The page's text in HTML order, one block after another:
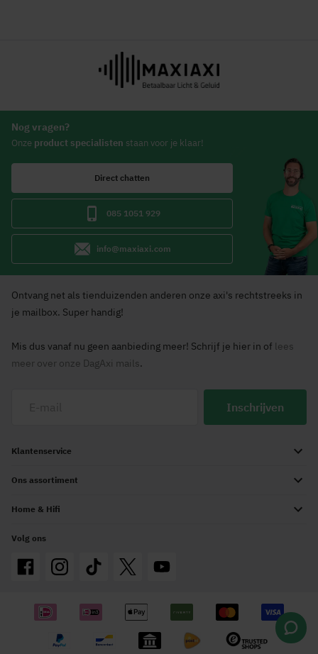
Nog vragen?
Onze product specialisten staan voor je klaar!
Direct chatten
085 1051 929
info@maxiaxi.com
Ontvang net als tienduizenden anderen onze axi's rechtstreeks in
je mailbox. Super handig!
Mis dus vanaf nu geen aanbieding meer! Schrijf je hier in of lees
meer over onze DagAxi mails.
Inschrijven
Klantenservice
Ons assortiment
Home & Hifi
Volg ons